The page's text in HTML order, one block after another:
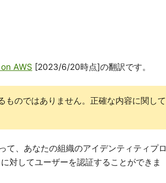
AWS [2023/6/20時点]の翻訳です。
ものではありません。正確な内容に関して
て、あなたの組織のアイデンティティプロ
対してユーザーを認証することができま